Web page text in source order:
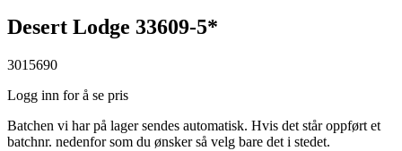
Desert Lodge 33609-5*
3015690
Logg inn for å se pris
Batchen vi har på lager sendes automatisk. Hvis det står oppført et
batchnr. nedenfor som du ønsker så velg bare det i stedet.